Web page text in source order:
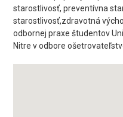
starostlivosť, preventívna
starostlivosť,zdravotná
odbornej praxe študentov
Nitre v odbore